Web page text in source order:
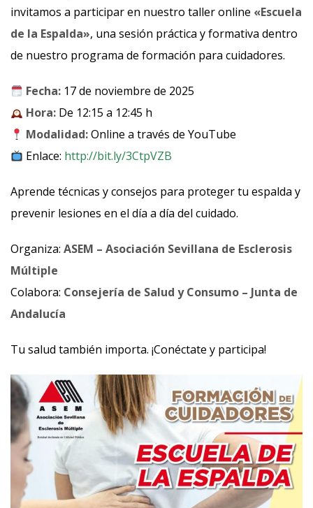
invitamos a participar en nuestro taller online «Escuela
de la Espalda», una sesión práctica y formativa dentro
de nuestro programa de formación para cuidadores.
Fecha: 17 de noviembre de 2025
Hora: De 12:15 a 12:45 h
Modalidad:Online a través de YouTube
Enlace: http://bit.ly/3CtpVZB
Aprende técnicas y consejos para proteger tu espalda y
prevenir lesiones en el día a día del cuidado.
Organiza: ASEM – Asociación Sevillana de Esclerosis
Múltiple
Colabora: Consejería de Salud y Consumo – Junta de
Andalucía
Tu salud también importa. ¡Conéctate y participa!